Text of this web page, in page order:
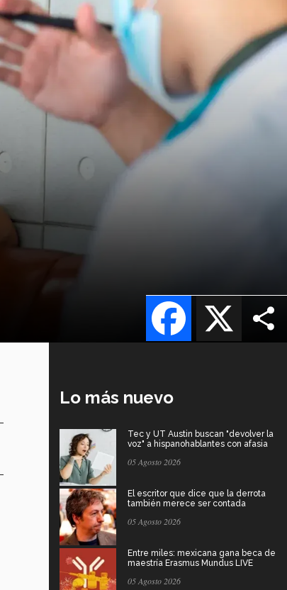
X
Facebook
Lo más nuevo
Tec y UT Austin buscan "devolver la
voz" a hispanohablantes con afasia
05 Agosto 2026
El escritor que dice que la derrota
también merece ser contada
05 Agosto 2026
Entre miles: mexicana gana beca de
maestría Erasmus Mundus LIVE
05 Agosto 2026